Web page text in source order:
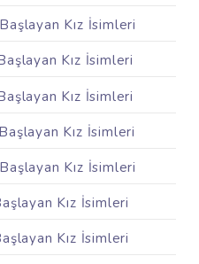
Kız İsimleri
Kız İsimleri
Kız İsimleri
Kız İsimleri
Kız İsimleri
Kız İsimleri
Kız İsimleri